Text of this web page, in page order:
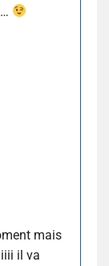
mais
il va